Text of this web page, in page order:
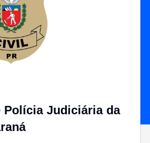
Polícia Judiciária da